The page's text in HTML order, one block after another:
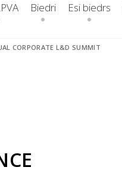
Biedri Esi biedrs
CORPORATE L&D SUMMIT